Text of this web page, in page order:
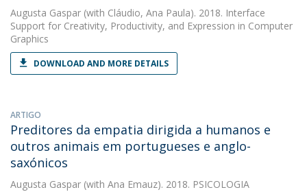
Augusta Gaspar (with Cláudio, Ana Paula). 2018. Interface
Support for Creativity, Productivity, and Expression in Computer
Graphics
DOWNLOAD AND MORE DETAILS
ARTIGO
Preditores da empatia dirigida a humanos e
outros animais em portugueses e anglo-
saxónicos
Augusta Gaspar (with Ana Emauz). 2018. PSICOLOGIA